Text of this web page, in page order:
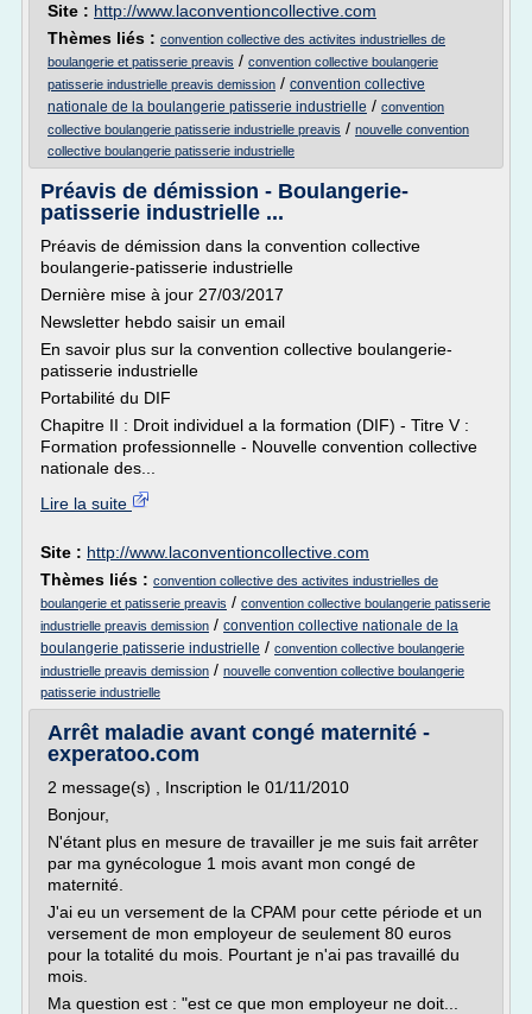
Site : http://www.laconventioncollective.com
Thèmes liés : convention collective des activites industrielles de
boulangerie et patisserie preavis / convention collective boulangerie
patisserie industrielle preavis demission / convention collective
nationale de la boulangerie patisserie industrielle / convention
collective boulangerie patisserie industrielle preavis / nouvelle convention
collective boulangerie patisserie industrielle
Préavis de démission - Boulangerie-
patisserie industrielle ...
Préavis de démission dans la convention collective
boulangerie-patisserie industrielle
Dernière mise à jour 27/03/2017
Newsletter hebdo saisir un email
En savoir plus sur la convention collective boulangerie-
patisserie industrielle
Portabilité du DIF
Chapitre II : Droit individuel a la formation (DIF) - Titre V :
Formation professionnelle - Nouvelle convention collective
nationale des...
Lire la suite
Site : http://www.laconventioncollective.com
Thèmes liés : convention collective des activites industrielles de
boulangerie et patisserie preavis / convention collective boulangerie patisserie
industrielle preavis demission / convention collective nationale de la
boulangerie patisserie industrielle / convention collective boulangerie
industrielle preavis demission / nouvelle convention collective boulangerie
patisserie industrielle
Arrêt maladie avant congé maternité -
experatoo.com
2 message(s) , Inscription le 01/11/2010
Bonjour,
N'étant plus en mesure de travailler je me suis fait arrêter
par ma gynécologue 1 mois avant mon congé de
maternité.
J'ai eu un versement de la CPAM pour cette période et un
versement de mon employeur de seulement 80 euros
pour la totalité du mois. Pourtant je n'ai pas travaillé du
mois.
Ma question est : "est ce que mon employeur ne doit...